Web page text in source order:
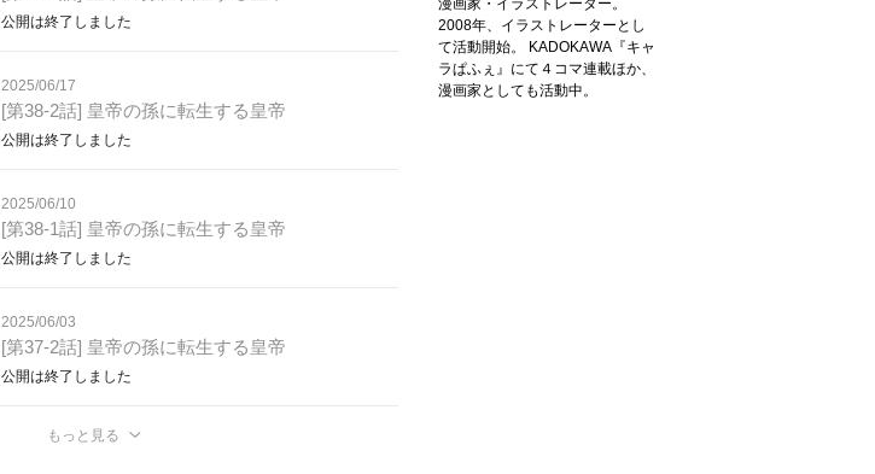
公開は終了しました
2025/06/17
[第38-2話] 皇帝の孫に転生する皇帝
公開は終了しました
2025/06/10
[第38-1話] 皇帝の孫に転生する皇帝
公開は終了しました
2025/06/03
[第37-2話] 皇帝の孫に転生する皇帝
公開は終了しました
もっと見る
漫画家・イラストレーター。
2008年、イラストレーターとし
て活動開始。 KADOKAWA『キャ
ラぱふぇ』にて４コマ連載ほか、
漫画家としても活動中。